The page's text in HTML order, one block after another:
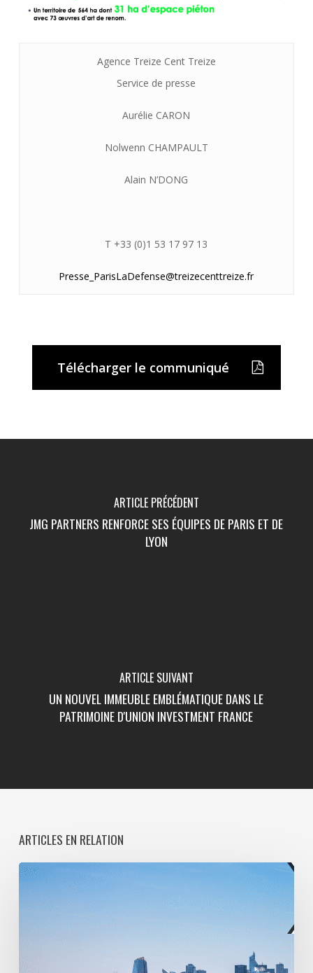
Agence Treize Cent Treize
Service de presse
Aurélie CARON
Nolwenn CHAMPAULT
Alain N’DONG
T +33 (0)1 53 17 97 13
Presse_ParisLaDefense@treizecenttreize.fr
Télécharger le communiqué
ARTICLE PRÉCÉDENT
JMG PARTNERS RENFORCE SES ÉQUIPES DE PARIS ET DE
LYON
ARTICLE SUIVANT
UN NOUVEL IMMEUBLE EMBLÉMATIQUE DANS LE
PATRIMOINE D'UNION INVESTMENT FRANCE
ARTICLES EN RELATION
Paris
La
Défense
consultation